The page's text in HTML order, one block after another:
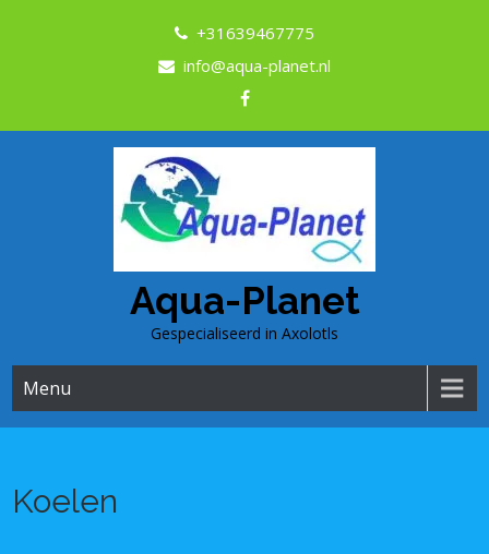
+31639467775
info@aqua-planet.nl
Aqua-Planet
Gespecialiseerd in Axolotls
Menu
Koelen